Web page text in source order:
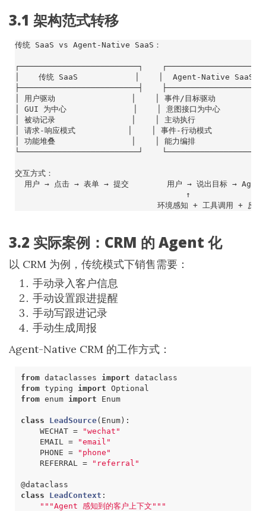
3.1 架构范式转移
3.2 实际案例：CRM 的 Agent 化
以 CRM 为例，传统模式下销售需要：
手动录入客户信息
手动设置跟进提醒
手动写跟进记录
手动生成周报
Agent-Native CRM 的工作方式：
from dataclasses import dataclass
from typing import Optional
from enum import Enum
class LeadSource( Enum) :
WECHAT =
"wechat"
EMAIL
=
"email"
PHONE =
"phone"
REFERRAL
= "referral"
@dataclass
class
LeadContext :
"""Agent 感知到的客户上下文"""